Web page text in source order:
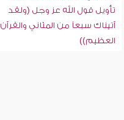
تأويل قول الله عز وجل (ولقد
آتيناك سبعاً من المثاني والقرآن
العظيم))